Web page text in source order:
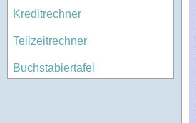
Kreditrechner
Teilzeitrechner
Buchstabiertafel